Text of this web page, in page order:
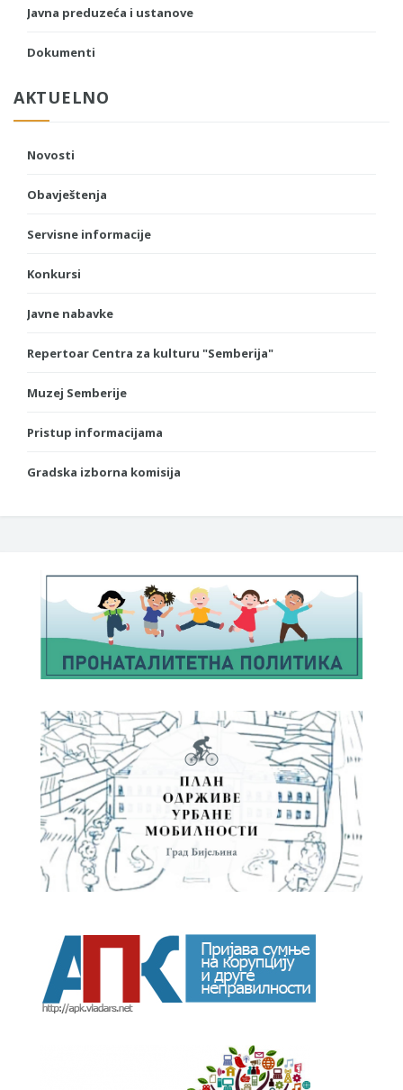
Javna preduzeća i ustanove
Dokumenti
AKTUELNO
Novosti
Obavještenja
Servisne informacije
Konkursi
Javne nabavke
Repertoar Centra za kulturu "Semberija"
Muzej Semberije
Pristup informacijama
Gradska izborna komisija